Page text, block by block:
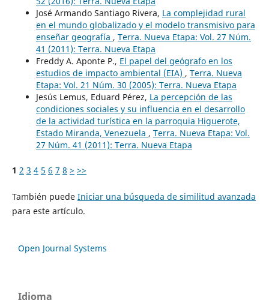
José Armando Santiago Rivera, La complejidad rural
en el mundo globalizado y el modelo transmisivo para
enseñar geografía , Terra. Nueva Etapa: Vol. 27 Núm.
41 (2011): Terra. Nueva Etapa
Freddy A. Aponte P., El papel del geógrafo en los
estudios de impacto ambiental (EIA) , Terra. Nueva
Etapa: Vol. 21 Núm. 30 (2005): Terra. Nueva Etapa
Jesús Lemus, Eduard Pérez, La percepción de las
condiciones sociales y su influencia en el desarrollo
de la actividad turística en la parroquia Higuerote,
Estado Miranda, Venezuela , Terra. Nueva Etapa: Vol.
27 Núm. 41 (2011): Terra. Nueva Etapa
1 2 3 4 5 6 7 8 > >>
También puede Iniciar una búsqueda de similitud avanzada
para este artículo.
Open Journal Systems
Idioma